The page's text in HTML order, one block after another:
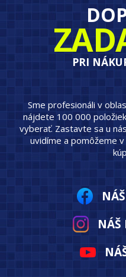
PRI
Sme profesionáli v
nájdete 100 000
vyberať. Zastavte sa u
uvidíme a pomôžeme
NÁŠ